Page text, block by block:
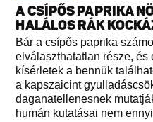
A CSÍPŐS PAPRIKA
HALÁLOS RÁK
Bár a csípős paprika
elválaszthatatlan része, és
kísérletek a bennük
a kapszaicint
daganatellenesnek
humán kutatásai nem